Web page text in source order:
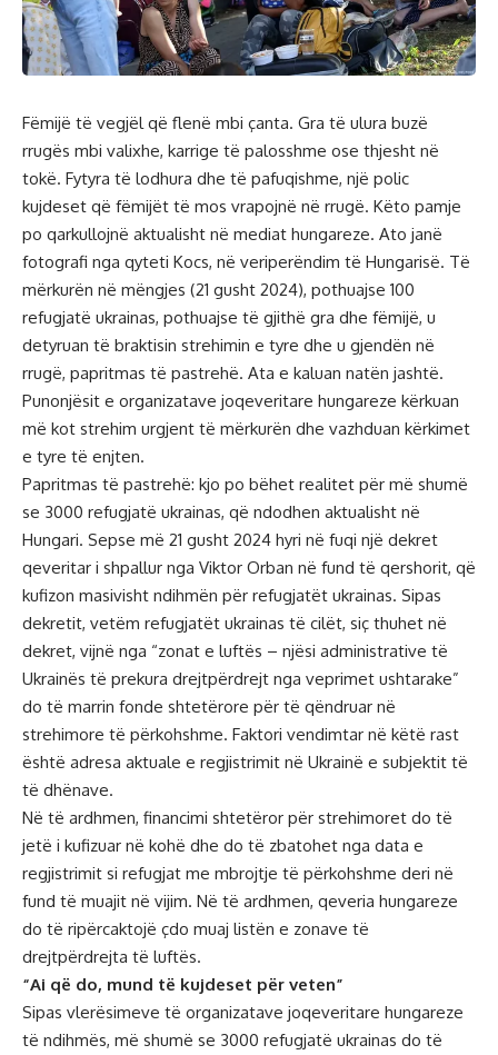
Fëmijë të vegjël që flenë mbi çanta. Gra të ulura buzë
rrugës mbi valixhe, karrige të palosshme ose thjesht në
tokë. Fytyra të lodhura dhe të pafuqishme, një polic
kujdeset që fëmijët të mos vrapojnë në rrugë. Këto pamje
po qarkullojnë aktualisht në mediat hungareze. Ato janë
fotografi nga qyteti Kocs, në veriperëndim të Hungarisë. Të
mërkurën në mëngjes (21 gusht 2024), pothuajse 100
refugjatë ukrainas, pothuajse të gjithë gra dhe fëmijë, u
detyruan të braktisin strehimin e tyre dhe u gjendën në
rrugë, papritmas të pastrehë. Ata e kaluan natën jashtë.
Punonjësit e organizatave joqeveritare hungareze kërkuan
më kot strehim urgjent të mërkurën dhe vazhduan kërkimet
e tyre të enjten.
Papritmas të pastrehë: kjo po bëhet realitet për më shumë
se 3000 refugjatë ukrainas, që ndodhen aktualisht në
Hungari. Sepse më 21 gusht 2024 hyri në fuqi një dekret
qeveritar i shpallur nga Viktor Orban në fund të qershorit, që
kufizon masivisht ndihmën për refugjatët ukrainas. Sipas
dekretit, vetëm refugjatët ukrainas të cilët, siç thuhet në
dekret, vijnë nga “zonat e luftës – njësi administrative të
Ukrainës të prekura drejtpërdrejt nga veprimet ushtarake”
do të marrin fonde shtetërore për të qëndruar në
strehimore të përkohshme. Faktori vendimtar në këtë rast
është adresa aktuale e regjistrimit në Ukrainë e subjektit të
të dhënave.
Në të ardhmen, financimi shtetëror për strehimoret do të
jetë i kufizuar në kohë dhe do të zbatohet nga data e
regjistrimit si refugjat me mbrojtje të përkohshme deri në
fund të muajit në vijim. Në të ardhmen, qeveria hungareze
do të ripërcaktojë çdo muaj listën e zonave të
drejtpërdrejta të luftës.
“Ai që do, mund të kujdeset për veten”
Sipas vlerësimeve të organizatave joqeveritare hungareze
të ndihmës, më shumë se 3000 refugjatë ukrainas do të